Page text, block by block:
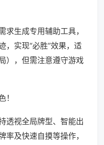
求生成专用辅助工具，
，实现“必胜”效果，适
），但需注意遵守游戏
！
透视全局牌型、智能出
率及快速自摸等操作，